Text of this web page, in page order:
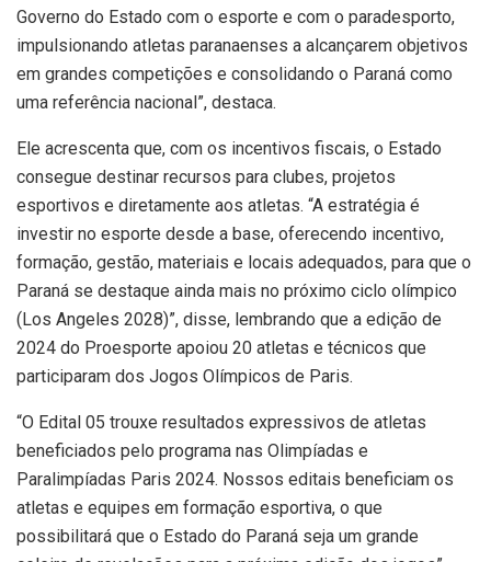
Governo do Estado com o esporte e com o paradesporto,
impulsionando atletas paranaenses a alcançarem objetivos
em grandes competições e consolidando o Paraná como
uma referência nacional”, destaca.
Ele acrescenta que, com os incentivos fiscais, o Estado
consegue destinar recursos para clubes, projetos
esportivos e diretamente aos atletas. “A estratégia é
investir no esporte desde a base, oferecendo incentivo,
formação, gestão, materiais e locais adequados, para que o
Paraná se destaque ainda mais no próximo ciclo olímpico
(Los Angeles 2028)”, disse, lembrando que a edição de
2024 do Proesporte apoiou 20 atletas e técnicos que
participaram dos Jogos Olímpicos de Paris.
“O Edital 05 trouxe resultados expressivos de atletas
beneficiados pelo programa nas Olimpíadas e
Paralimpíadas Paris 2024. Nossos editais beneficiam os
atletas e equipes em formação esportiva, o que
possibilitará que o Estado do Paraná seja um grande